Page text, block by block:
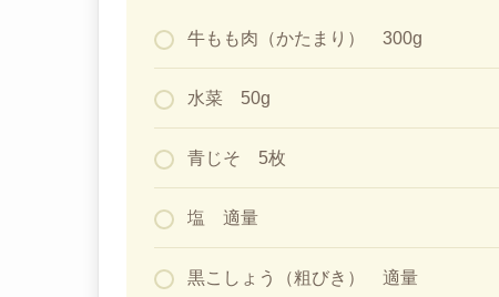
牛もも肉（かたまり） 300g
水菜 50g
青じそ 5枚
塩 適量
黒こしょう（粗びき） 適量